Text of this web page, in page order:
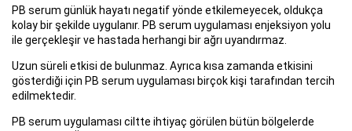
PB serum günlük hayatı negatif yönde etkilemeyecek, oldukça
kolay bir şekilde uygulanır. PB serum uygulaması enjeksiyon yolu
ile gerçekleşir ve hastada herhangi bir ağrı uyandırmaz.
Uzun süreli etkisi de bulunmaz. Ayrıca kısa zamanda etkisini
gösterdiği için PB serum uygulaması birçok kişi tarafından tercih
edilmektedir.
PB serum uygulaması ciltte ihtiyaç görülen bütün bölgelerde